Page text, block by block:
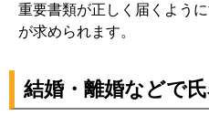
重要書類が正しく届くよう
が求められます。
結婚・離婚などで